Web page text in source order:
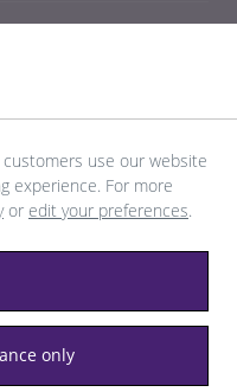
use our website
experience. For more
or edit your preferences.
only